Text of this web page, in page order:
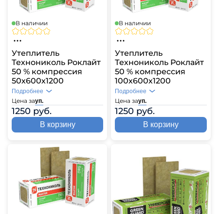
В наличии
Утеплитель
Технониколь Роклайт
50 % компрессия
50х600х1200
Цена зауп.
1250 руб.
Подробнее
В корзину
В наличии
Утеплитель
Технониколь Роклайт
50 % компрессия
100х600х1200
Цена зауп.
1250 руб.
Подробнее
В корзину